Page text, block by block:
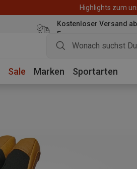
Highlights zum
Kostenloser Versand
Euro
Sale Marken Sportarten